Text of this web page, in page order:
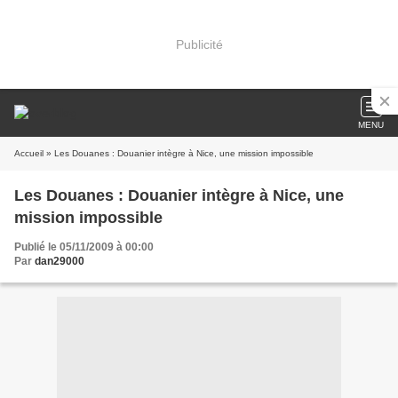
Publicité
MENU
Accueil » Les Douanes : Douanier intègre à Nice, une mission impossible
Les Douanes : Douanier intègre à Nice, une
mission impossible
Publié le 05/11/2009 à 00:00
Par dan29000